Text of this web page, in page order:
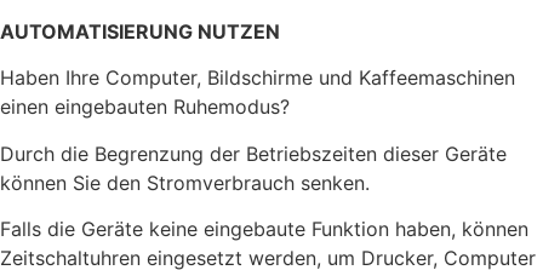
AUTOMATISIERUNG NUTZEN
Haben Ihre Computer, Bildschirme und Kaffeemaschinen
einen eingebauten Ruhemodus?
Durch die Begrenzung der Betriebszeiten dieser Geräte
können Sie den Stromverbrauch senken.
Falls die Geräte keine eingebaute Funktion haben, können
Zeitschaltuhren eingesetzt werden, um Drucker, Computer